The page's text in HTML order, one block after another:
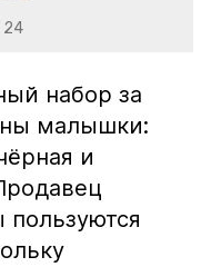
24
набор за
малышки:
и
пользуются